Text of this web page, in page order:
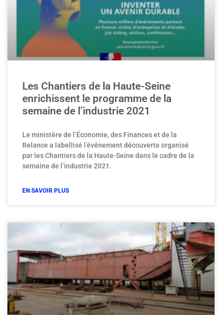
Les Chantiers de la Haute-Seine
enrichissent le programme de la
semaine de l’industrie 2021
Le ministère de l’Économie, des Finances et de la
Relance a labellisé l’événement découverte organisé
par les Chantiers de la Haute-Seine dans le cadre de la
semaine de l’industrie 2021.
EN SAVOIR PLUS